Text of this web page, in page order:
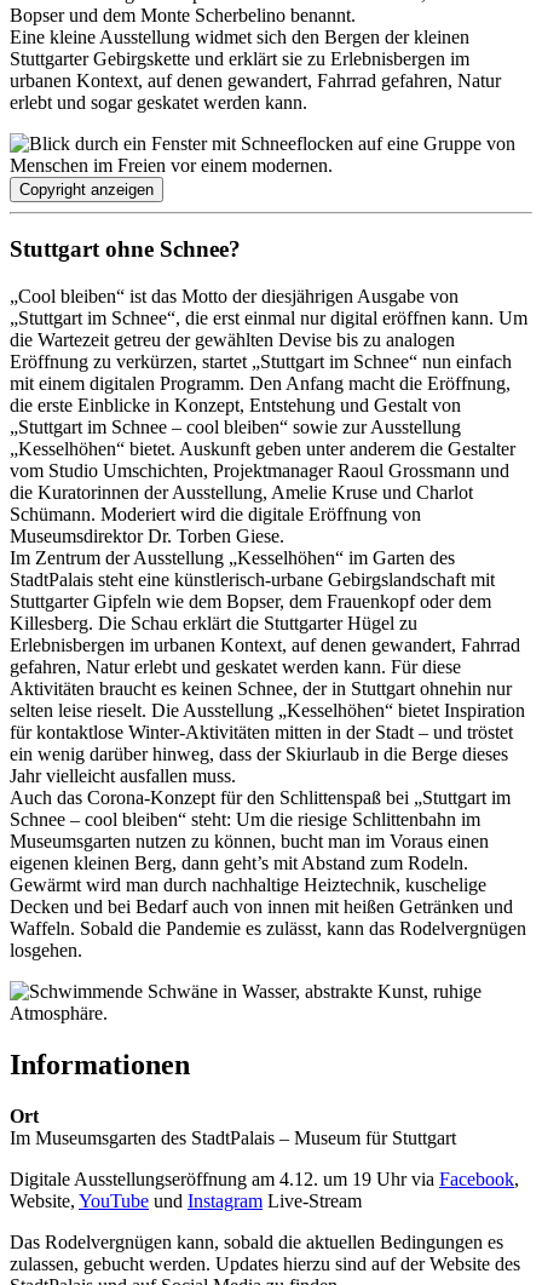
Bopser und dem Monte Scherbelino benannt.
Eine kleine Ausstellung widmet sich den Bergen der kleinen
Stuttgarter Gebirgskette und erklärt sie zu Erlebnisbergen im
urbanen Kontext, auf denen gewandert, Fahrrad gefahren, Natur
erlebt und sogar geskatet werden kann.
Copyright anzeigen
Stuttgart ohne Schnee?
„Cool bleiben“ ist das Motto der diesjährigen Ausgabe von
„Stuttgart im Schnee“, die erst einmal nur digital eröffnen kann. Um
die Wartezeit getreu der gewählten Devise bis zu analogen
Eröffnung zu verkürzen, startet „Stuttgart im Schnee“ nun einfach
mit einem digitalen Programm. Den Anfang macht die Eröffnung,
die erste Einblicke in Konzept, Entstehung und Gestalt von
„Stuttgart im Schnee – cool bleiben“ sowie zur Ausstellung
„Kesselhöhen“ bietet. Auskunft geben unter anderem die Gestalter
vom Studio Umschichten, Projektmanager Raoul Grossmann und
die Kuratorinnen der Ausstellung, Amelie Kruse und Charlot
Schümann. Moderiert wird die digitale Eröffnung von
Museumsdirektor Dr. Torben Giese.
Im Zentrum der Ausstellung „Kesselhöhen“ im Garten des
StadtPalais steht eine künstlerisch-urbane Gebirgslandschaft mit
Stuttgarter Gipfeln wie dem Bopser, dem Frauenkopf oder dem
Killesberg. Die Schau erklärt die Stuttgarter Hügel zu
Erlebnisbergen im urbanen Kontext, auf denen gewandert, Fahrrad
gefahren, Natur erlebt und geskatet werden kann. Für diese
Aktivitäten braucht es keinen Schnee, der in Stuttgart ohnehin nur
selten leise rieselt. Die Ausstellung „Kesselhöhen“ bietet Inspiration
für kontaktlose Winter-Aktivitäten mitten in der Stadt – und tröstet
ein wenig darüber hinweg, dass der Skiurlaub in die Berge dieses
Jahr vielleicht ausfallen muss.
Auch das Corona-Konzept für den Schlittenspaß bei „Stuttgart im
Schnee – cool bleiben“ steht: Um die riesige Schlittenbahn im
Museumsgarten nutzen zu können, bucht man im Voraus einen
eigenen kleinen Berg, dann geht’s mit Abstand zum Rodeln.
Gewärmt wird man durch nachhaltige Heiztechnik, kuschelige
Decken und bei Bedarf auch von innen mit heißen Getränken und
Waffeln. Sobald die Pandemie es zulässt, kann das Rodelvergnügen
losgehen.
Informationen
Ort
Im Museumsgarten des StadtPalais – Museum für Stuttgart
Digitale Ausstellungseröffnung am 4.12. um 19 Uhr via Facebook,
Website, YouTube und Instagram Live-Stream
Das Rodelvergnügen kann, sobald die aktuellen Bedingungen es
zulassen, gebucht werden. Updates hierzu sind auf der Website des